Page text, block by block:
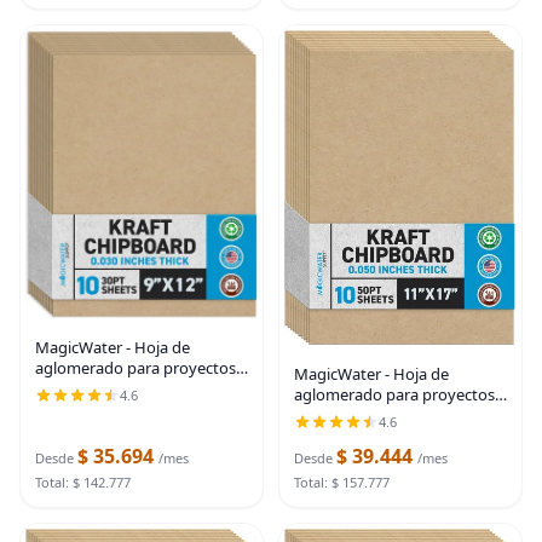
MagicWater - Hoja de
aglomerado para proyectos
de bricolaje, 9 x 12 pulgadas,
paquete de 10 unidades, 30
resistente (0.030
4.6
Desde $ 35.694 /mes
Total: $ 142.777
MagicWater - Hoja de
aglomerado para proyectos
de bricolaje, 11 x 17 pulgadas,
paquete de 10 unidades, 50
puntos, cartón kraft de
servicio pesado
4.6
Desde $ 39.444 /mes
Total: $ 157.777